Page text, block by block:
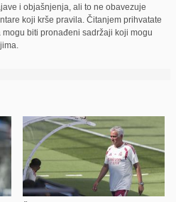
i objašnjenja, ali to ne obavezuje
koji krše pravila. Čitanjem prihvatate
biti pronađeni sadržaji koji mogu